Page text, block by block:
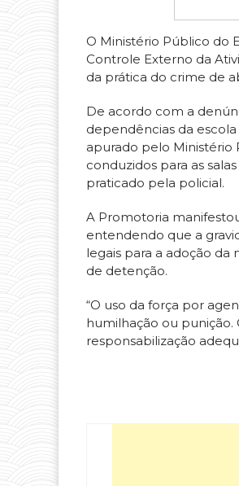
O Ministério Público do
Controle Externo da
da prática do crime de
De acordo com a
dependências da
apurado pelo Ministério
conduzidos para as
praticado pela policial.
A Promotoria
entendendo que a
legais para a adoção
de detenção.
“O uso da força por
humilhação ou punição.
responsabilização